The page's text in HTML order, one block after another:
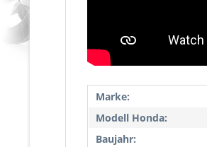
Marke:
Modell Honda:
Baujahr: